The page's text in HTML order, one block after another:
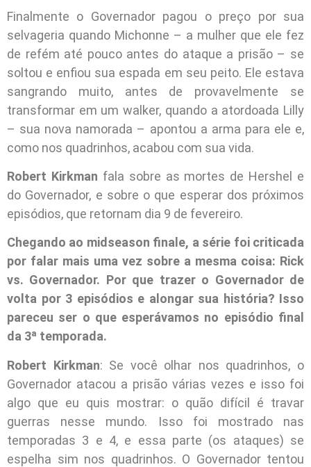
Finalmente o Governador pagou o preço por sua
selvageria quando Michonne – a mulher que ele fez
de refém até pouco antes do ataque a prisão – se
soltou e enfiou sua espada em seu peito. Ele estava
sangrando muito, antes de provavelmente se
transformar em um walker, quando a atordoada Lilly
– sua nova namorada – apontou a arma para ele e,
como nos quadrinhos, acabou com sua vida.
Robert Kirkman fala sobre as mortes de Hershel e
do Governador, e sobre o que esperar dos próximos
episódios, que retornam dia 9 de fevereiro.
Chegando ao midseason finale, a série foi criticada
por falar mais uma vez sobre a mesma coisa: Rick
vs. Governador. Por que trazer o Governador de
volta por 3 episódios e alongar sua história? Isso
pareceu ser o que esperávamos no episódio final
da 3ª temporada.
Robert Kirkman: Se você olhar nos quadrinhos, o
Governador atacou a prisão várias vezes e isso foi
algo que eu quis mostrar: o quão difícil é travar
guerras nesse mundo. Isso foi mostrado nas
temporadas 3 e 4, e essa parte (os ataques) se
espelha sim nos quadrinhos. O Governador tentou